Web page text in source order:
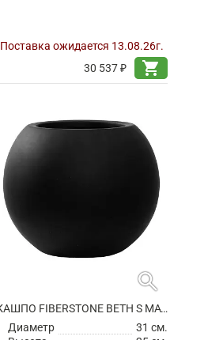
Поставка ожидается 13.08.26г.
30 537 ₽
shopping_cart
search
КАШПО FIBERSTONE BETH S MATT BLACK
Диаметр
31 см.